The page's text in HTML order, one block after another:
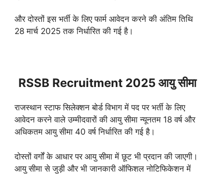
और दोस्तों इस भर्ती के लिए फार्म आवेदन करने की अंतिम तिथि
28 मार्च 2025 तक निर्धारित की गई है।
RSSB Recruitment 2025 आयु सीमा
राजस्थान स्टाफ सिलेक्शन बोर्ड विभाग में पद पर भर्ती के लिए
आवेदन करने वाले उम्मीदवारों की आयु सीमा न्यूनतम 18 वर्ष और
अधिकतम आयु सीमा 40 वर्ष निर्धारित की गई है।
दोस्तों वर्गों के आधार पर आयु सीमा में छूट भी प्रदान की जाएगी।
आयु सीमा से जुड़ी और भी जानकारी ऑफिशल नोटिफिकेशन में